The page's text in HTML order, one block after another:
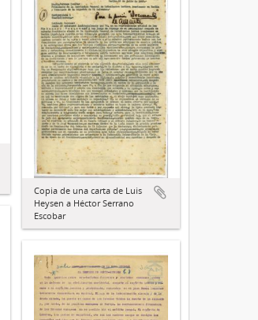
Copia de una carta de Luis
Heysen a Héctor Serrano
Escobar